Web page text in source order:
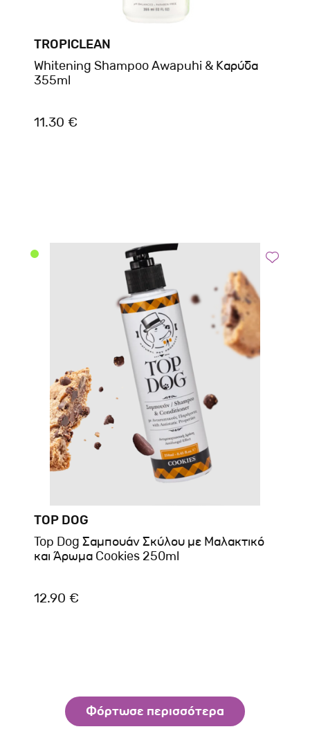
TROPICLEAN
Whitening Shampoo Awapuhi & Καρύδα
355ml
11.30 €
TOP DOG
Top Dog Σαμπουάν Σκύλου με Μαλακτικό
και Άρωμα Cookies 250ml
12.90 €
Φόρτωσε περισσότερα